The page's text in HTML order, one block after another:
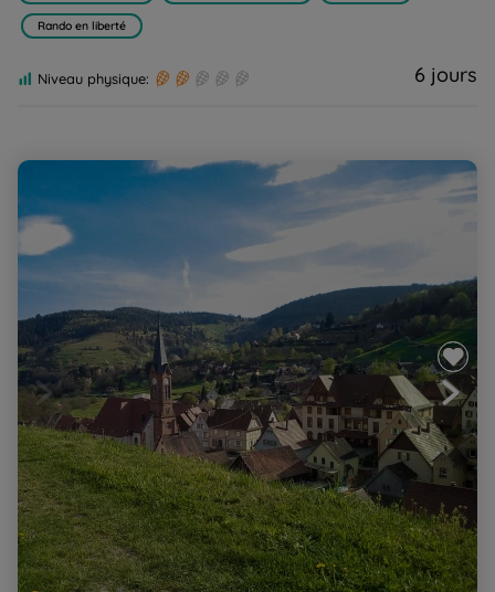
Rando en liberté
Niveau physique: 6 jours
Randonnée au coeur de la Vallée de Munster